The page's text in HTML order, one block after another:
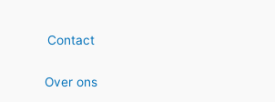
Contact
Over ons